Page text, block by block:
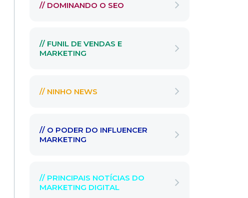
// DOMINANDO O SEO
// FUNIL DE VENDAS E
MARKETING
// NINHO NEWS
// O PODER DO INFLUENCER
MARKETING
// PRINCIPAIS NOTÍCIAS DO
MARKETING DIGITAL